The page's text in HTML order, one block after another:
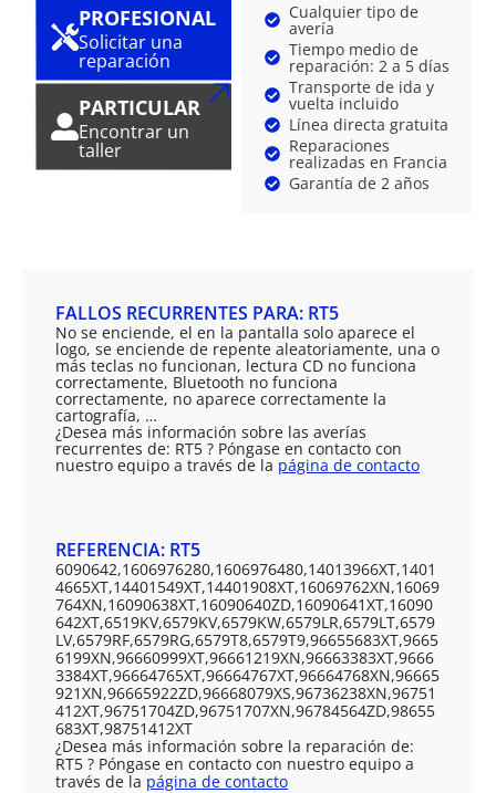
PROFESIONAL
Solicitar una
reparación
PARTICULAR
Encontrar un
taller
Cualquier tipo de
avería
Tiempo medio de
reparación: 2 a 5 días
Transporte de ida y
vuelta incluido
Línea directa gratuita
Reparaciones
realizadas en Francia
Garantía de 2 años
FALLOS RECURRENTES PARA: RT5
No se enciende, el en la pantalla solo aparece el
logo, se enciende de repente aleatoriamente, una o
más teclas no funcionan, lectura CD no funciona
correctamente, Bluetooth no funciona
correctamente, no aparece correctamente la
cartografía, …
¿Desea más información sobre las averías
recurrentes de: RT5 ? Póngase en contacto con
nuestro equipo a través de la página de contacto
REFERENCIA: RT5
6090642,1606976280,1606976480,14013966XT,1401
4665XT,14401549XT,14401908XT,16069762XN,16069
764XN,16090638XT,16090640ZD,16090641XT,16090
642XT,6519KV,6579KV,6579KW,6579LR,6579LT,6579
LV,6579RF,6579RG,6579T8,6579T9,96655683XT,9665
6199XN,96660999XT,96661219XN,96663383XT,9666
3384XT,96664765XT,96664767XT,96664768XN,96665
921XN,96665922ZD,96668079XS,96736238XN,96751
412XT,96751704ZD,96751707XN,96784564ZD,98655
683XT,98751412XT
¿Desea más información sobre la reparación de:
RT5 ? Póngase en contacto con nuestro equipo a
través de la página de contacto